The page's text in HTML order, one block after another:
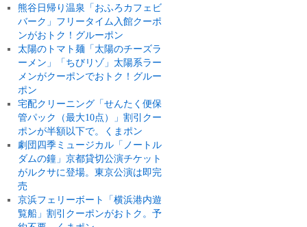
熊谷日帰り温泉「おふろカフェビ
バーク」フリータイム入館クーポ
ンがおトク！グルーポン
太陽のトマト麺「太陽のチーズラ
ーメン」「ちびリゾ」太陽系ラー
メンがクーポンでおトク！グルー
ポン
宅配クリーニング「せんたく便保
管パック（最大10点）」割引クー
ポンが半額以下で。くまポン
劇団四季ミュージカル「ノートル
ダムの鐘」京都貸切公演チケット
がルクサに登場。東京公演は即完
売
京浜フェリーボート「横浜港内遊
覧船」割引クーポンがおトク。予